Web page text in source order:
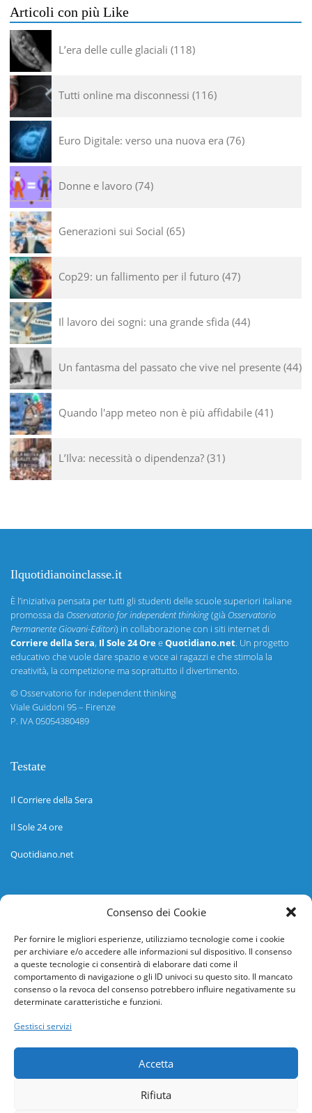
Consenso dei Cookie
Per fornire le migliori esperienze, utilizziamo tecnologie come i cookie
per archiviare e/o accedere alle informazioni sul dispositivo. Il consenso
a queste tecnologie ci consentirà di elaborare dati come il
comportamento di navigazione o gli ID univoci su questo sito. Il mancato
consenso o la revoca del consenso potrebbero influire negativamente su
determinate caratteristiche e funzioni.
Gestisci servizi
Accetta
Rifiuta
Articoli con più Like
L’era delle culle glaciali 118
Tutti online ma disconnessi 116
Euro Digitale: verso una nuova era 76
Donne e lavoro 74
Generazioni sui Social 65
Cop29: un fallimento per il futuro 47
Il lavoro dei sogni: una grande sfida 44
Un fantasma del passato che vive nel presente 44
Quando l'app meteo non è più affidabile 41
L’Ilva: necessità o dipendenza? 31
Ilquotidianoinclasse.it
È l’iniziativa pensata per tutti gli studenti delle scuole superiori italiane
promossa da Osservatorio for independent thinking(già Osservatorio
Permanente Giovani-Editori) in collaborazione con i siti internet di
Corriere della Sera, Il Sole 24 OreeQuotidiano.net. Un progetto
educativo che vuole dare spazio e voce ai ragazzi e che stimola la
creatività, la competizione ma soprattutto il divertimento.
©Osservatorio for independent thinking
Viale Guidoni 95 – Firenze
P. IVA 05054380489
Testate
Il Corriere della Sera
Il Sole 24 ore
Quotidiano.net
Informazioni
Help desk
Guida rapida